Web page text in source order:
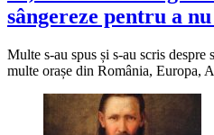
sângereze pentru a
Multe s-au spus și s-au scris
multe orașe din România, Europa,